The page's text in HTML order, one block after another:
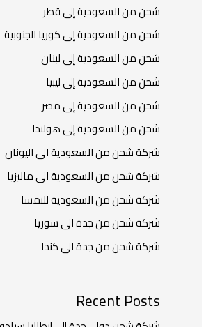
شحن من السعودية إلى قطر
شحن من السعودية إلى كوريا الجنوبية
شحن من السعودية إلى لبنان
شحن من السعودية إلى ليبيا
شحن من السعودية إلى مصر
شحن من السعودية إلى هولندا
شركة شحن من السعودية الى اليونان
شركة شحن من السعودية الى ماليزيا
شركة شحن من السعودية للنمسا
شركة شحن من جدة الى سوريا
شركة شحن من جدة الى كندا
Recent Posts